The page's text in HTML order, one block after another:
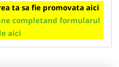
ta sa fie promovata aici
completand formularul
aici